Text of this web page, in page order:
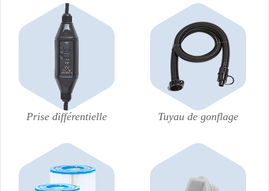
Prise différentielle Tuyau de gonflage